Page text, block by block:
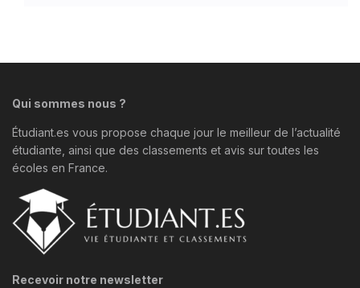
Qui sommes nous ?
Étudiant.es vous propose chaque jour le meilleur de l’actualité
étudiante, ainsi que des classements et avis sur toutes les
écoles en France.
Recevoir notre newsletter